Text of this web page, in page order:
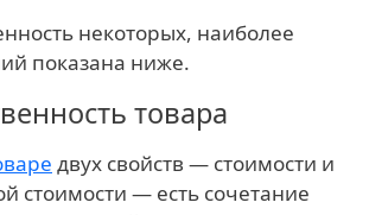
некоторых, наиболее
показана ниже.
товара
двух свойств — стоимости и
стоимости — есть сочетание